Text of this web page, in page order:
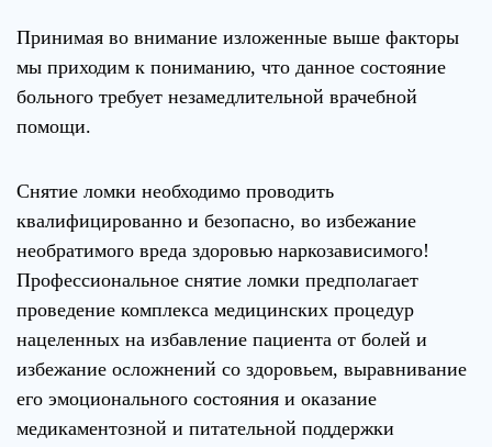
Принимая во внимание изложенные выше факторы
мы приходим к пониманию, что данное состояние
больного требует незамедлительной врачебной
помощи.
Снятие ломки необходимо проводить
квалифицированно и безопасно, во избежание
необратимого вреда здоровью наркозависимого!
Профессиональное снятие ломки предполагает
проведение комплекса медицинских процедур
нацеленных на избавление пациента от болей и
избежание осложнений со здоровьем, выравнивание
его эмоционального состояния и оказание
медикаментозной и питательной поддержки